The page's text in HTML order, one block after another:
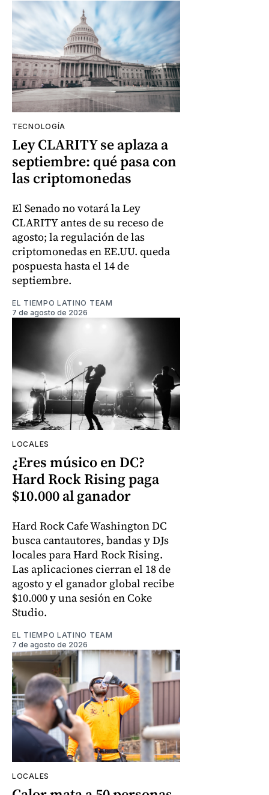
TECNOLOGÍA
Ley CLARITY se aplaza a
septiembre: qué pasa con
las criptomonedas
El Senado no votará la Ley
CLARITY antes de su receso de
agosto; la regulación de las
criptomonedas en EE.UU. queda
pospuesta hasta el 14 de
septiembre.
EL TIEMPO LATINO TEAM
7 de agosto de 2026
LOCALES
¿Eres músico en DC?
Hard Rock Rising paga
$10.000 al ganador
Hard Rock Cafe Washington DC
busca cantautores, bandas y DJs
locales para Hard Rock Rising.
Las aplicaciones cierran el 18 de
agosto y el ganador global recibe
$10.000 y una sesión en Coke
Studio.
EL TIEMPO LATINO TEAM
7 de agosto de 2026
LOCALES